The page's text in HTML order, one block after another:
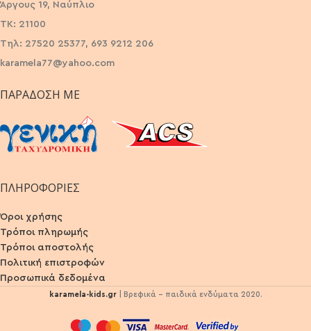
Άργους 19, Ναύπλιο
ΤΚ: 21100
Τηλ: 27520 25377, 693 9212 206
karamela77@yahoo.com
ΠΑΡΆΔΟΣΗ ΜΕ
ΠΛΗΡΟΦΟΡΙΕΣ
Όροι χρήσης
Τρόποι πληρωμής
Τρόποι αποστολής
Πολιτική επιστροφών
Προσωπικά δεδομένα
karamela-kids.gr | Βρεφικά - παιδικά ενδύματα 2020.